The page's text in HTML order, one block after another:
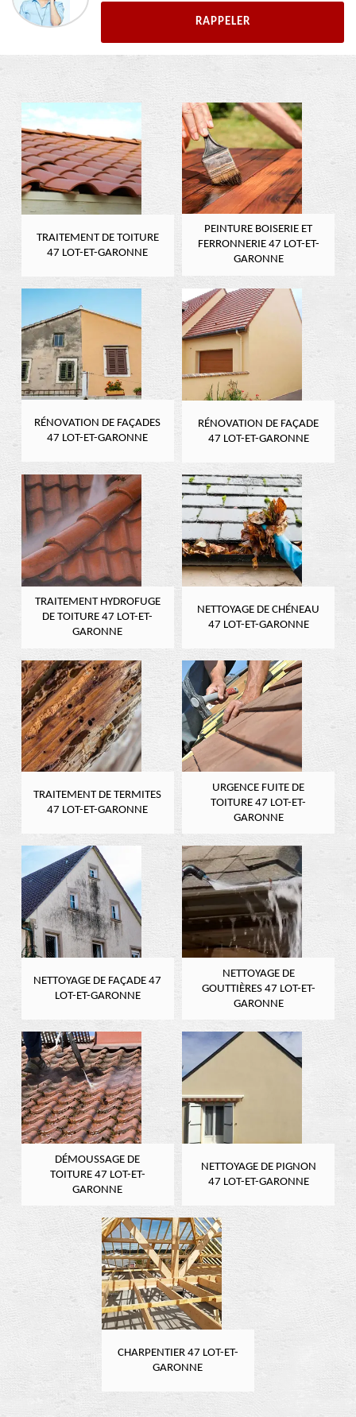
TRAITEMENT DE TOITURE
47 LOT-ET-GARONNE
PEINTURE BOISERIE ET
FERRONNERIE 47 LOT-ET-
GARONNE
RÉNOVATION DE FAÇADES
47 LOT-ET-GARONNE
RÉNOVATION DE FAÇADE
47 LOT-ET-GARONNE
TRAITEMENT HYDROFUGE
DE TOITURE 47 LOT-ET-
GARONNE
NETTOYAGE DE CHÉNEAU
47 LOT-ET-GARONNE
TRAITEMENT DE TERMITES
47 LOT-ET-GARONNE
URGENCE FUITE DE
TOITURE 47 LOT-ET-
GARONNE
NETTOYAGE DE FAÇADE 47
LOT-ET-GARONNE
NETTOYAGE DE
GOUTTIÈRES 47 LOT-ET-
GARONNE
DÉMOUSSAGE DE
TOITURE 47 LOT-ET-
GARONNE
NETTOYAGE DE PIGNON
47 LOT-ET-GARONNE
CHARPENTIER 47 LOT-ET-
GARONNE